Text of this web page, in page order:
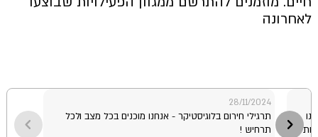
לאחרונה
28/11/2024
תרגילי חירום בלוגיסטיקר - אנחנו מוכנים בכל מצב ולכל
תרחיש !